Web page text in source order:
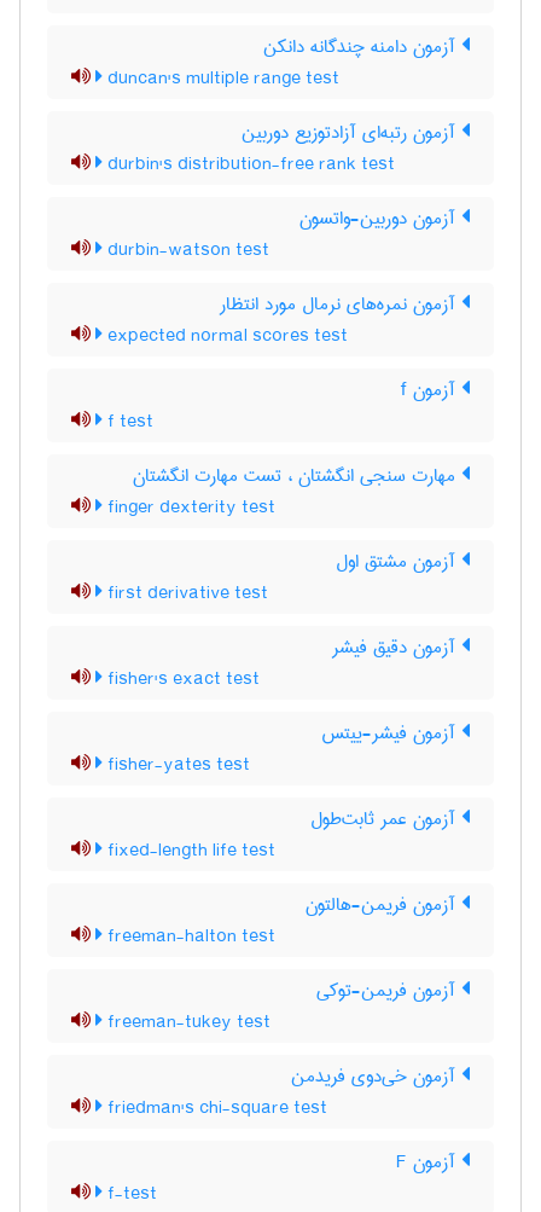
آزمون دامنه چندگانه دانکن
duncan's multiple range test
آزمون رتبه‌ای آزادتوزیع دوربین
durbin's distribution-free rank test
آزمون دوربین-واتسون
durbin-watson test
آزمون نمره‌های نرمال مورد انتظار
expected normal scores test
آزمون f
f test
مهارت سنجی انگشتان ، تست مهارت انگشتان
finger dexterity test
آزمون مشتق اول
first derivative test
آزمون دقیق فیشر
fisher's exact test
آزمون فیشر-ییتس
fisher-yates test
آزمون عمر ثابت‌طول
fixed-length life test
آزمون فریمن-هالتون
freeman-halton test
آزمون فریمن-توکی
freeman-tukey test
آزمون خی‌دوی فریدمن
friedman's chi-square test
آزمون F
f-test